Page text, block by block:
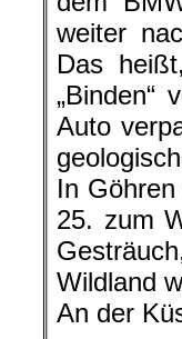
weiter
Das
„Binden“
Auto
In
25. zum
Wildland
An der